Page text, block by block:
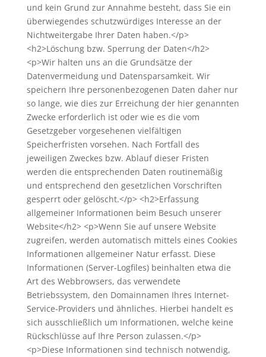
und kein Grund zur Annahme besteht, dass Sie ein
überwiegendes schutzwürdiges Interesse an der
Nichtweitergabe Ihrer Daten haben.</p>
<h2>Löschung bzw. Sperrung der Daten</h2>
<p>Wir halten uns an die Grundsätze der
Datenvermeidung und Datensparsamkeit. Wir
speichern Ihre personenbezogenen Daten daher nur
so lange, wie dies zur Erreichung der hier genannten
Zwecke erforderlich ist oder wie es die vom
Gesetzgeber vorgesehenen vielfältigen
Speicherfristen vorsehen. Nach Fortfall des
jeweiligen Zweckes bzw. Ablauf dieser Fristen
werden die entsprechenden Daten routinemäßig
und entsprechend den gesetzlichen Vorschriften
gesperrt oder gelöscht.</p> <h2>Erfassung
allgemeiner Informationen beim Besuch unserer
Website</h2> <p>Wenn Sie auf unsere Website
zugreifen, werden automatisch mittels eines Cookies
Informationen allgemeiner Natur erfasst. Diese
Informationen (Server-Logfiles) beinhalten etwa die
Art des Webbrowsers, das verwendete
Betriebssystem, den Domainnamen Ihres Internet-
Service-Providers und ähnliches. Hierbei handelt es
sich ausschließlich um Informationen, welche keine
Rückschlüsse auf Ihre Person zulassen.</p>
<p>Diese Informationen sind technisch notwendig,